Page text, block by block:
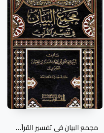
مجمع البيان في تفسير القرآن- ج7